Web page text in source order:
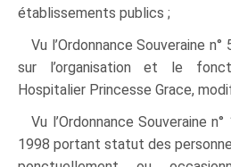
établissements publics ;
Vu l’Ordonnance Souveraine
sur l’organisation et le
Hospitalier Princesse Grace,
Vu l’Ordonnance Souveraine
1998 portant statut des